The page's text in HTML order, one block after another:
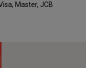
Master, JCB